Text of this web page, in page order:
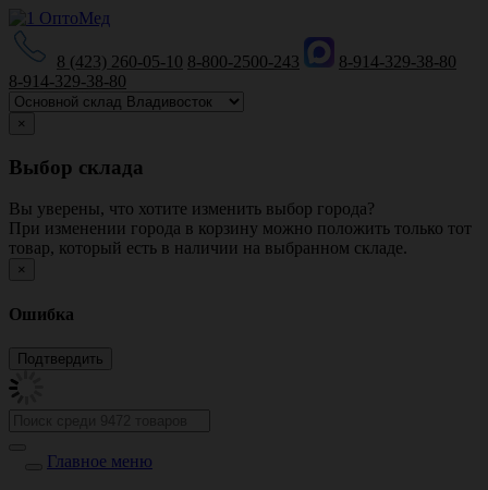
8 (423) 260-05-10 8-800-2500-243
8-914-329-38-80
8-914-329-38-80
×
Выбор склада
Вы уверены, что хотите изменить выбор города?
При изменении города в корзину можно положить только тот
товар, который есть в наличии на выбранном складе.
×
Ошибка
Главное меню